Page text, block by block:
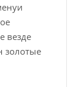
везде
золотые